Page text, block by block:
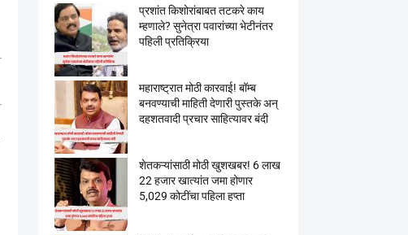
प्रशांत किशोरांबाबत तटकरे काय
म्हणाले? सुनेत्रा पवारांच्या भेटीनंतर
पहिली प्रतिक्रिया
महाराष्ट्रात मोठी कारवाई! बॉम्ब
बनवण्याची माहिती देणारी पुस्तके अन्
दहशतवादी प्रचार साहित्यावर बंदी
शेतकऱ्यांसाठी मोठी खुशखबर! 6 लाख
22 हजार खात्यांत जमा होणार
5,029 कोटींचा पहिला हप्ता